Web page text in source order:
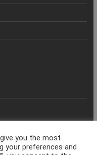
you the most
your preferences and